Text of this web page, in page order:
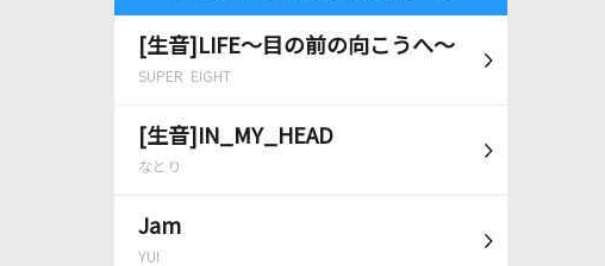
[生音]LIFE～目の前の向こうへ～
SUPER EIGHT
[生音]IN_MY_HEAD
なとり
Jam
YUI